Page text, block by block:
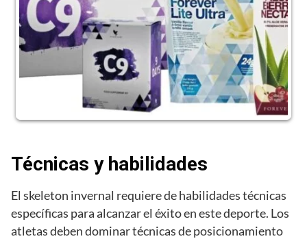
Técnicas y habilidades
El skeleton invernal requiere de habilidades técnicas
específicas para alcanzar el éxito en este deporte. Los
atletas deben dominar técnicas de posicionamiento